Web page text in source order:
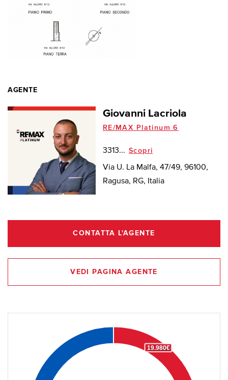
AGENTE
Giovanni Lacriola
RE/MAX Platinum 6
3313... Scopri
Via U. La Malfa, 47/49, 96100,
Ragusa, RG, Italia
CONTATTA L'AGENTE
VEDI PAGINA AGENTE
19.980€